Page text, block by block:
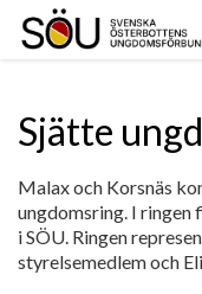
Sjätte
Malax och Korsnäs
ungdomsring. I ringen
i SÖU. Ringen
styrelsemedlem och